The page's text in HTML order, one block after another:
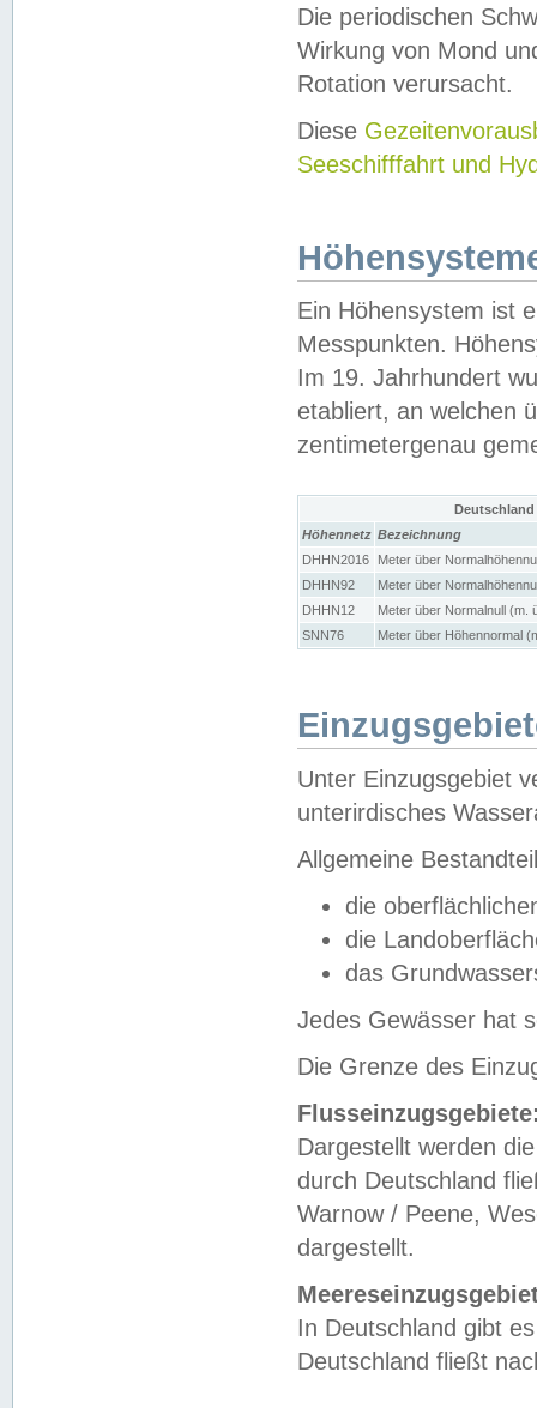
Die periodischen
Wirkung von Mond
Rotation verursacht.
Diese
Seeschifffahrt und
Ein Höhensystem ist
Messpunkten.
Im 19. Jahrhundert
etabliert, an welchen
zentimetergenau
Höhennetz Bezeichnung
DHHN2016
Meter über
DHHN92
Meter über
DHHN12
Meter über Normalnull (m.
SNN76
Meter über Höhennormal
Unter Einzugsgebiet
unterirdisches
Allgemeine
die
die
das
Jedes Gewässer hat
Die Grenze des
Dargestellt werden
durch Deutschland
Warnow / Peene,
dargestellt.
In Deutschland gibt
Deutschland fließt